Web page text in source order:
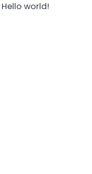
Hello world!